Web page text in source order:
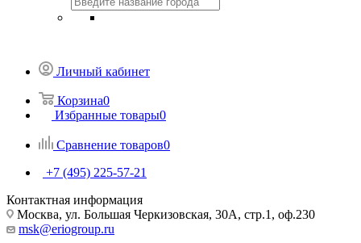
Личный кабинет
Корзина0
Избранные товары0
Сравнение товаров0
+7 (495) 225-57-21
Контактная информация
Москва, ул. Большая Черкизовская, 30А, стр.1, оф.230
msk@eriogroup.ru